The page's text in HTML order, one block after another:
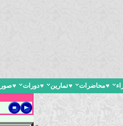
♥محاضرات ♥تمارين ♥دورات ♥صور